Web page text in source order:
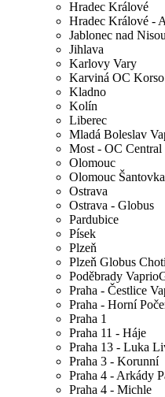
Hradec Králové
Hradec Králové -
Jablonec nad Nisou
Jihlava
Karlovy Vary
Karviná OC Korso
Kladno
Kolín
Liberec
Mladá Boleslav
Most - OC Central
Olomouc
Olomouc Šantovka
Ostrava
Ostrava - Globus
Pardubice
Písek
Plzeň
Plzeň Globus
Poděbrady
Praha - Čestlice
Praha - Horní
Praha 1
Praha 11 - Háje
Praha 13 - Luka
Praha 3 - Korunní
Praha 4 - Arkády
Praha 4 - Michle